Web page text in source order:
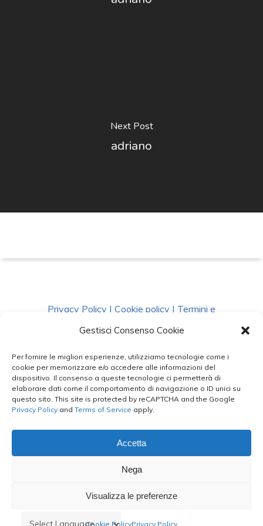
Gestisci Consenso Cookie
Per fornire le migliori esperienze, utilizziamo tecnologie come i
cookie per memorizzare e/o accedere alle informazioni del
dispositivo. Il consenso a queste tecnologie ci permetterà di
elaborare dati come il comportamento di navigazione o ID unici su
questo sito. This site is protected by reCAPTCHA and the Google
Privacy Policy and Terms of Service apply.
Accetta
Nega
Visualizza le preferenze
Cookie PolicyPrivacy Policy
Next Post
adriano
Privacy Policy | Cookie policy | Termini e
Condizioni|Richiedi Dati
facebook instagram whatsappphone
email
Le Bontà del Capo ©